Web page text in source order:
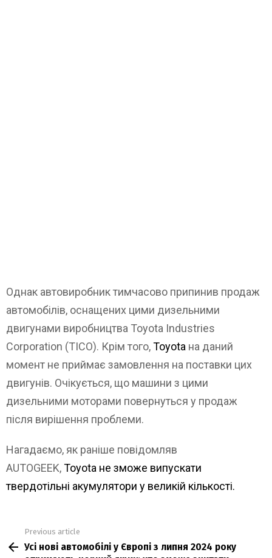
Однак автовиробник тимчасово припинив продаж
автомобілів, оснащених цими дизельними
двигунами виробництва Toyota Industries
Corporation (TICO). Крім того,Toyota на даний
момент не приймає замовлення на поставки цих
двигунів. Очікується, що машини з цими
дизельними моторами повернуться у продаж
після вирішення проблеми.
Нагадаємо, як раніше повідомляв
AUTOGEEK,Toyota не зможе випускати
твердотільні акумулятори у великій кількості.
more
Previous article
Усі нові автомобілі у Європі з липня 2024 року